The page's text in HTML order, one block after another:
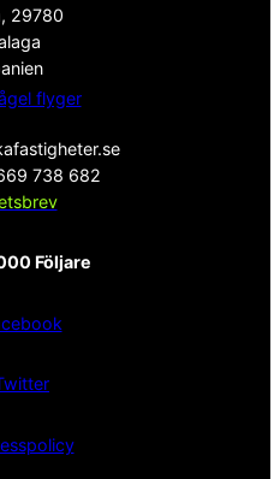
29780
738 682
Följare